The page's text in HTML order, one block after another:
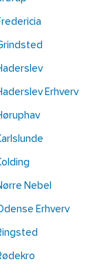
Erhverv
Nebel
Erhverv